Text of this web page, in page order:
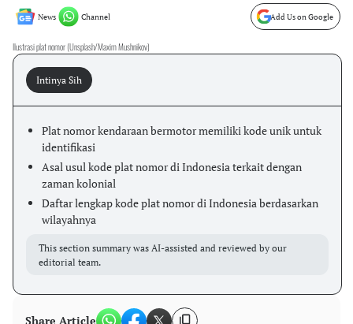
News Channel Add Us on Google
Ilustrasi plat nomor (Unsplash/Maxim Mushnikov)
Intinya Sih
Plat nomor kendaraan bermotor memiliki kode unik untuk
identifikasi
Asal usul kode plat nomor di Indonesia terkait dengan
zaman kolonial
Daftar lengkap kode plat nomor di Indonesia berdasarkan
wilayahnya
This section summary was AI-assisted and reviewed by our
editorial team.
Share Article